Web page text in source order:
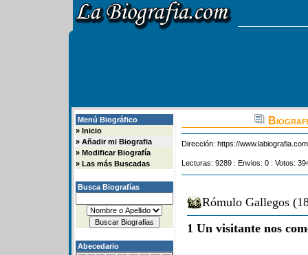
Menú Biográfico
» Inicio
» Añadir mi Biografia
» Modificar Biografía
» Las más Buscadas
Busca Biografías
Abecedario
Dirección: https://
Lecturas: 9289 : Envios: 0 : Votos:
Rómulo Gallegos
1 Un visitante nos